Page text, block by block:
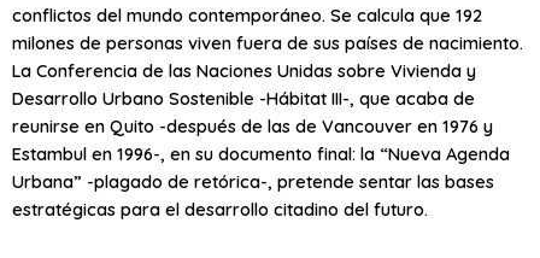
conflictos del mundo contemporáneo. Se calcula que 192
milones de personas viven fuera de sus países de nacimiento.
La Conferencia de las Naciones Unidas sobre Vivienda y
Desarrollo Urbano Sostenible -Hábitat III-, que acaba de
reunirse en Quito -después de las de Vancouver en 1976 y
Estambul en 1996-, en su documento final: la “Nueva Agenda
Urbana” -plagado de retórica-, pretende sentar las bases
estratégicas para el desarrollo citadino del futuro.